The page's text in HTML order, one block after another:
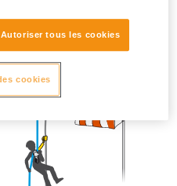
Autoriser tous les cookies
cookies